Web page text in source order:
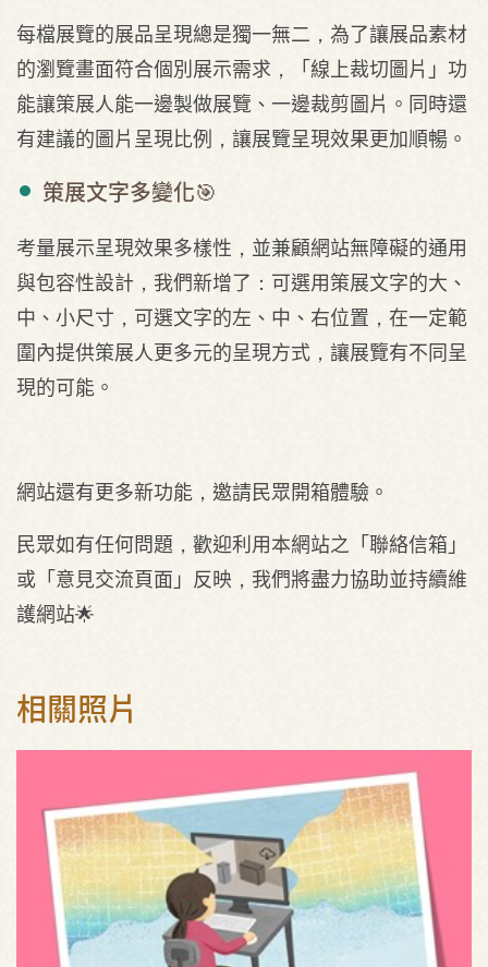
每檔展覽的展品呈現總是獨一無二，為了讓展品素材
的瀏覽畫面符合個別展示需求，「線上裁切圖片」功
能讓策展人能一邊製做展覽、一邊裁剪圖片。同時還
有建議的圖片呈現比例，讓展覽呈現效果更加順暢。
策展文字多變化🎯
考量展示呈現效果多樣性，並兼顧網站無障礙的通用
與包容性設計，我們新增了：可選用策展文字的大、
中、小尺寸，可選文字的左、中、右位置，在一定範
圍內提供策展人更多元的呈現方式，讓展覽有不同呈
現的可能。
網站還有更多新功能，邀請民眾開箱體驗。
民眾如有任何問題，歡迎利用本網站之「聯絡信箱」
或「意見交流頁面」反映，我們將盡力協助並持續維
護網站🌟
相關照片